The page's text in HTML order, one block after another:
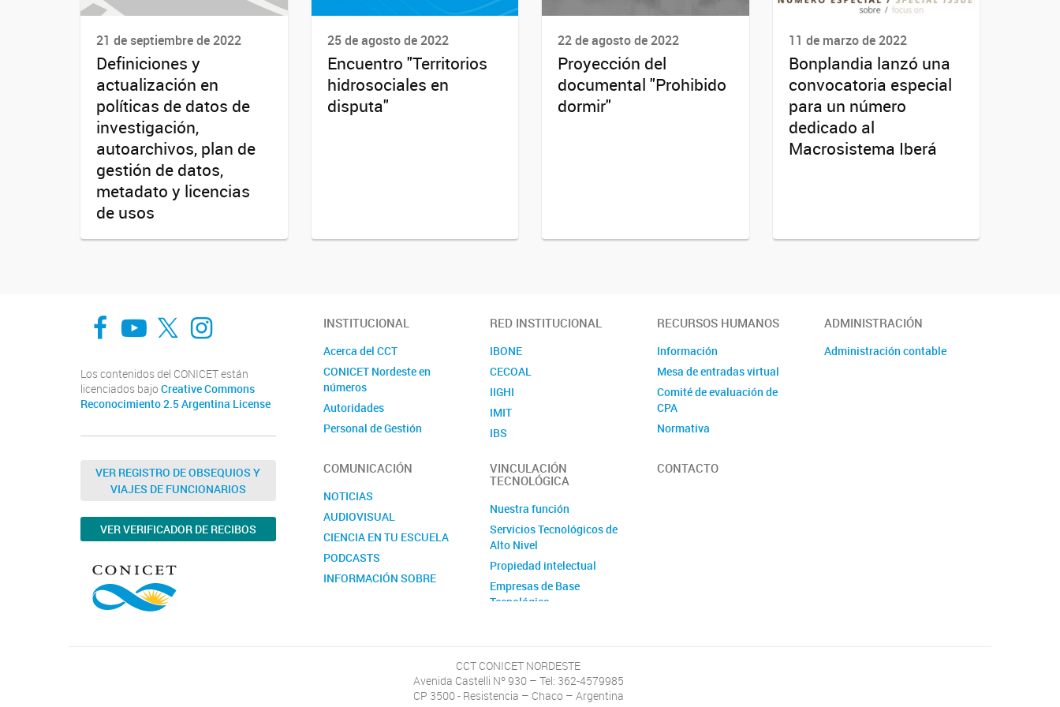
21 de septiembre de 2022
Definiciones y
actualización en
políticas de datos de
investigación,
autoarchivos, plan de
gestión de datos,
metadato y licencias
de usos
25 de agosto de 2022
Encuentro "Territorios
hidrosociales en
disputa"
22 de agosto de 2022
Proyección del
documental "Prohibido
dormir"
11 de marzo de 2022
Bonplandia lanzó una
convocatoria especial
para un número
dedicado al
Macrosistema Iberá
Facebook
You TubeTwitterInstagram
Los contenidos del CONICET están
licenciados bajo Creative Commons
Reconocimiento 2.5 Argentina License
VER REGISTRO DE OBSEQUIOS Y
VIAJES DE FUNCIONARIOS
VER VERIFICADOR DE RECIBOS
INSTITUCIONAL
Acerca del CCT
CONICET Nordeste en
números
Autoridades
Personal de Gestión
Becario/a
Normativa
RED INSTITUCIONAL
IBONE
CECOAL
IIGHI
IMIT
IBS
IESYH
IIDTHH
INIPTA
Zona de Influencia
RECURSOS HUMANOS
Información
Mesa de entradas virtual
Comité de evaluación de
CPA
Normativa
Convocatorias
ADMINISTRACIÓN
Administración contable
COMUNICACIÓN
NOTICIAS
AUDIOVISUAL
CIENCIA EN TU ESCUELA
PODCASTS
INFORMACIÓN SOBRE
VINCULACIÓN
TECNOLÓGICA
Nuestra función
Servicios Tecnológicos de
Alto Nivel
Propiedad intelectual
Empresas de Base
Tecnológica
CONTACTO
CCT CONICET NORDESTE
Avenida Castelli Nº 930 – Tel: 362-4579985
CP 3500 - Resistencia – Chaco – Argentina